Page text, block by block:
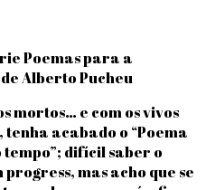
Poemas para a
Alberto Pucheu
mortos… e com os vivos
acabado o “Poema
difícil saber o
mas acho que se